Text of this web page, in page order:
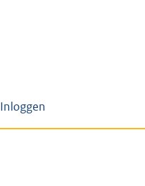
Inloggen